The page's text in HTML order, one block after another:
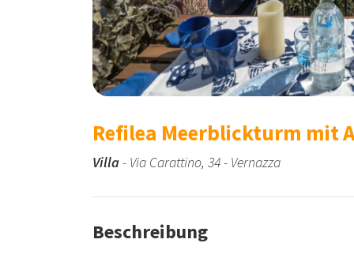
Refilea Meerblickturm mit
Villa- Via Carattino, 34 - Vernazza
Beschreibung